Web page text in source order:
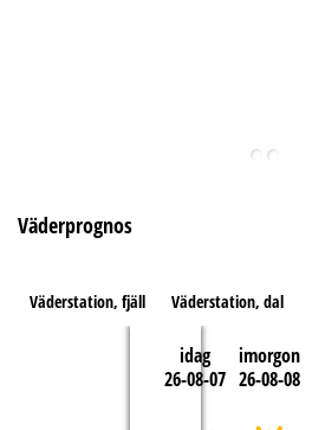
Väderprognos
Väderstation, fjäll Väderstation, dal
idag
26-08-07
imorgon
26-08-08